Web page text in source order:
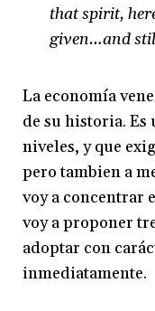
that spirit,
given…and
La economía
de su historia. Es
niveles, y que
pero tambien a
voy a concentrar
voy a proponer
adoptar con
inmediatamente.